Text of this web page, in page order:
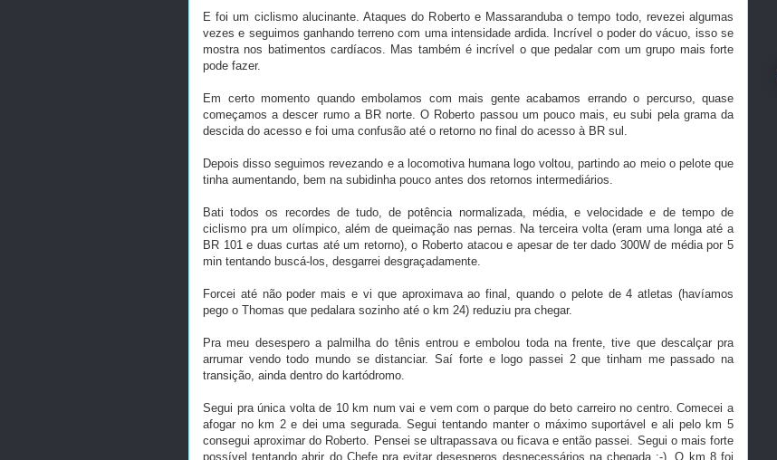
E foi um ciclismo alucinante. Ataques do Roberto e Massaranduba o tempo todo, revezei algumas
vezes e seguimos ganhando terreno com uma intensidade ardida. Incrível o poder do vácuo, isso se
mostra nos batimentos cardíacos. Mas também é incrível o que pedalar com um grupo mais forte
pode fazer.
Em certo momento quando embolamos com mais gente acabamos errando o percurso, quase
começamos a descer rumo a BR norte. O Roberto passou um pouco mais, eu subi pela grama da
descida do acesso e foi uma confusão até o retorno no final do acesso à BR sul.
Depois disso seguimos revezando e a locomotiva humana logo voltou, partindo ao meio o pelote que
tinha aumentando, bem na subidinha pouco antes dos retornos intermediários.
Bati todos os recordes de tudo, de potência normalizada, média, e velocidade e de tempo de
ciclismo pra um olímpico, além de queimação nas pernas. Na terceira volta (eram uma longa até a
BR 101 e duas curtas até um retorno), o Roberto atacou e apesar de ter dado 300W de média por 5
min tentando buscá-los, desgarrei desgraçadamente.
Forcei até não poder mais e vi que aproximava ao final, quando o pelote de 4 atletas (havíamos
pego o Thomas que pedalara sozinho até o km 24) reduziu pra chegar.
Pra meu desespero a palmilha do tênis entrou e embolou toda na frente, tive que descalçar pra
arrumar vendo todo mundo se distanciar. Saí forte e logo passei 2 que tinham me passado na
transição, ainda dentro do kartódromo.
Segui pra única volta de 10 km num vai e vem com o parque do beto carreiro no centro. Comecei a
afogar no km 2 e dei uma segurada. Segui tentando manter o máximo suportável e ali pelo km 5
consegui aproximar do Roberto. Pensei se ultrapassava ou ficava e então passei. Segui o mais forte
possível tentando abrir do Chefe pra evitar desesperos desnecessários na chegada :-). O km 8 foi